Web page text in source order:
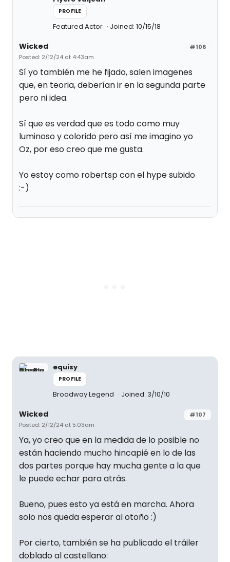
PROFILE
Featured Actor Joined: 10/15/18
#106
Wicked
Posted: 2/12/24 at 4:43am
Sí yo también me he fijado, salen imagenes
que, en teoria, deberían ir en la segunda parte
pero ni idea.
Sí que es verdad que es todo como muy
luminoso y colorido pero así me imagino yo
Oz, por eso creo que me gusta.
Yo estoy como robertsp con el hype subido
:-)
equisy
PROFILE
Broadway Legend Joined: 3/10/10
#107
Wicked
Posted: 2/12/24 at 5:03am
Ya, yo creo que en la medida de lo posible no
están haciendo mucho hincapié en lo de las
dos partes porque hay mucha gente a la que
le puede echar para atrás.
Bueno, pues esto ya está en marcha. Ahora
solo nos queda esperar al otoño :)
Por cierto, también se ha publicado el tráiler
doblado al castellano: